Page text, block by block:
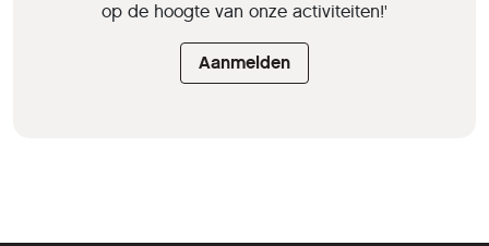
op de hoogte van onze activiteiten!'
Aanmelden